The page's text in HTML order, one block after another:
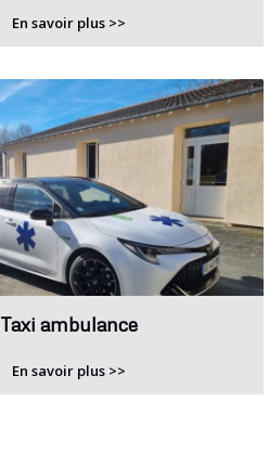
En savoir plus >>
Taxi ambulance
En savoir plus >>